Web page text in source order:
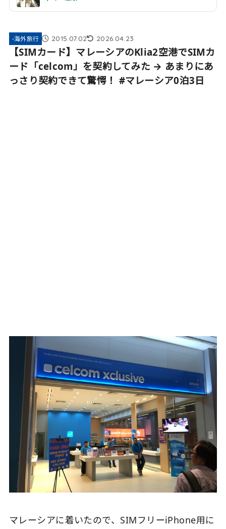
-海外旅行 2015.07.02 2026.04.23
【SIMカード】マレーシアのKlia2空港でSIMカ
ード「celcom」を契約してみた → あまりにあ
っさり契約できて驚愕！ #マレーシア0泊3日
マレーシアに着いたので、SIMフリーiPhone用に